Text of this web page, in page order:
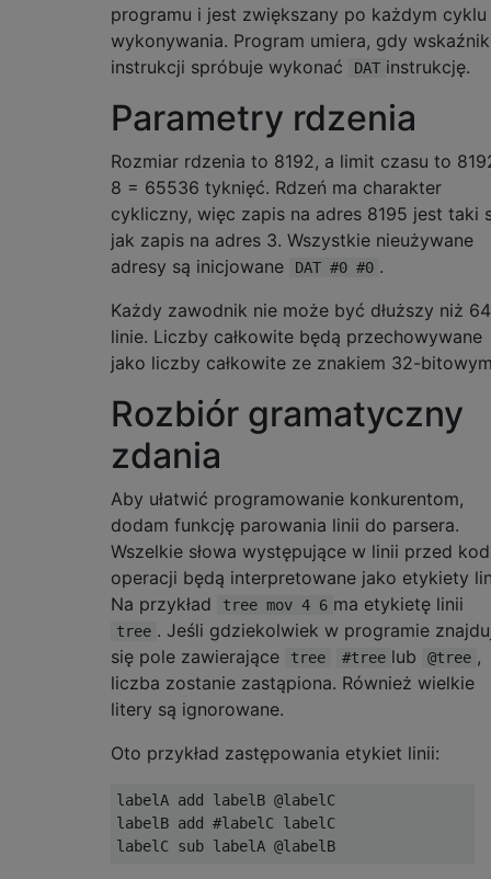
programu i jest zwiększany po każdym cyklu
wykonywania. Program umiera, gdy wskaźnik
instrukcji spróbuje wykonać
DAT instrukcję.
Parametry rdzenia
Rozmiar rdzenia to 8192, a limit czasu to
8 = 65536 tyknięć. Rdzeń ma charakter
cykliczny, więc zapis na adres 8195 jest taki
jak zapis na adres 3. Wszystkie nieużywane
adresy są inicjowane
DAT #0 #0 .
Każdy zawodnik nie może być dłuższy niż 64
linie. Liczby całkowite będą przechowywane
jako liczby całkowite ze znakiem 32-
Rozbiór gramatyczny
zdania
Aby ułatwić programowanie konkurentom,
dodam funkcję parowania linii do parsera.
Wszelkie słowa występujące w linii przed
operacji będą interpretowane jako etykiety
Na przykład
tree mov 4 6 ma etykietę linii
tree . Jeśli gdziekolwiek w programie
się pole zawierające
tree #tree lub @tree ,
liczba zostanie zastąpiona. Również wielkie
litery są ignorowane.
Oto przykład zastępowania etykiet linii:
labelA add labelB @labelC
labelB add #labelC labelC